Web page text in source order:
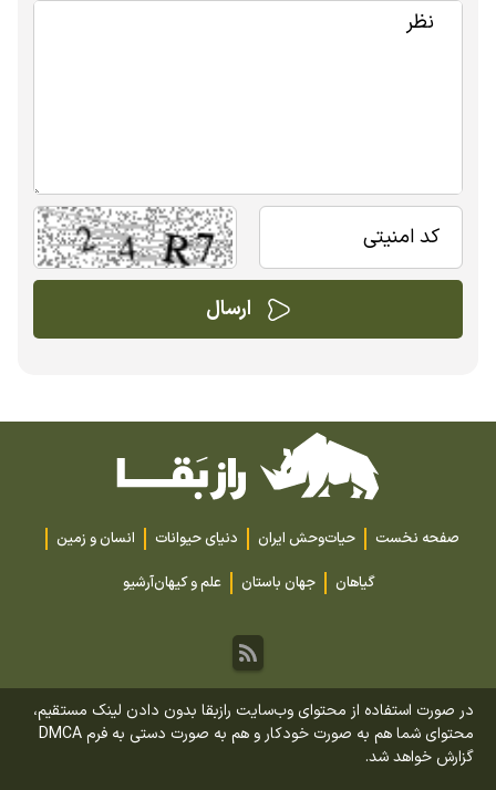
صفحه نخست حیات‌وحش ایران دنیای حیوانات
انسان و زمین
گیاهان
جهان باستان علم و کیهانآرشیو
در صورت استفاده از محتوای وب‌سایت رازبقا بدون دادن لینک مستقیم،
محتوای شما هم به صورت خودکار و هم به صورت دستی به فرم DMCA
گزارش خواهد شد.